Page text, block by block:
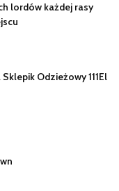
lordów każdej rasy
Odzieżowy 111El